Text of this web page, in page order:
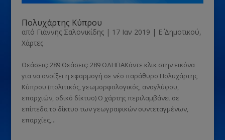
Πολυχάρτης Κύπρου
από Γιάννης Σαλονικίδης| 17 Ιαν 2019 | Ε΄ Δημοτικού,
Χάρτες
Θεάσεις: 289 Θεάσεις: 289 ΟΔΗΓΙΑΚάντε κλικ στην εικόνα
για να ανοίξει η εφαρμογή σε νέο παράθυρο Πολυχάρτης
Κύπρου (πολιτικός, γεωμορφολογικός, αναγλύφου,
επαρχιών, οδικό δίκτυο) Ο χάρτης περιλαμβάνει σε
επίπεδα το δίκτυο των γεωγραφικών συντεταγμένων,
επαρχίες,...